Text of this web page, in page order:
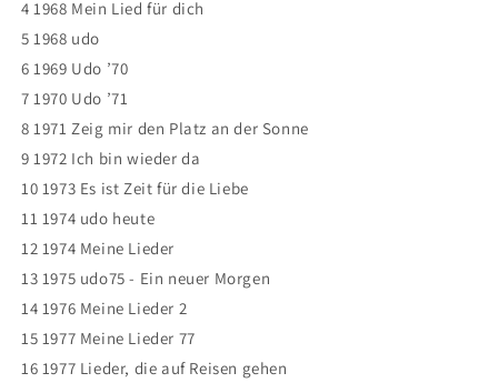
4 1968 Mein Lied für dich
5 1968 udo
6 1969 Udo ’70
7 1970 Udo ’71
8 1971 Zeig mir den Platz an der Sonne
9 1972 Ich bin wieder da
10 1973 Es ist Zeit für die Liebe
11 1974 udo heute
12 1974 Meine Lieder
13 1975 udo75 - Ein neuer Morgen
14 1976 Meine Lieder 2
15 1977 Meine Lieder 77
16 1977 Lieder, die auf Reisen gehen